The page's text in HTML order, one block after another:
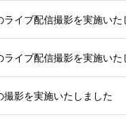
ライブ配信撮影を実施いた
ライブ配信撮影を実施いた
撮影を実施いたしました